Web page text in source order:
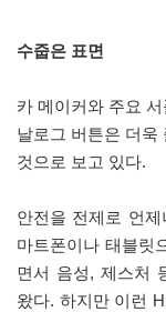
수줍은 표면
카 메이커와 주요
날로그 버튼은 더욱
것으로 보고 있다.
안전을 전제로 언
마트폰이나 태블릿
면서 음성, 제스처
왔다. 하지만 이런